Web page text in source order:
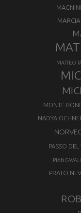
MAGNINI
MATTEO
MONTE
NADYA
PASSO
PRATO